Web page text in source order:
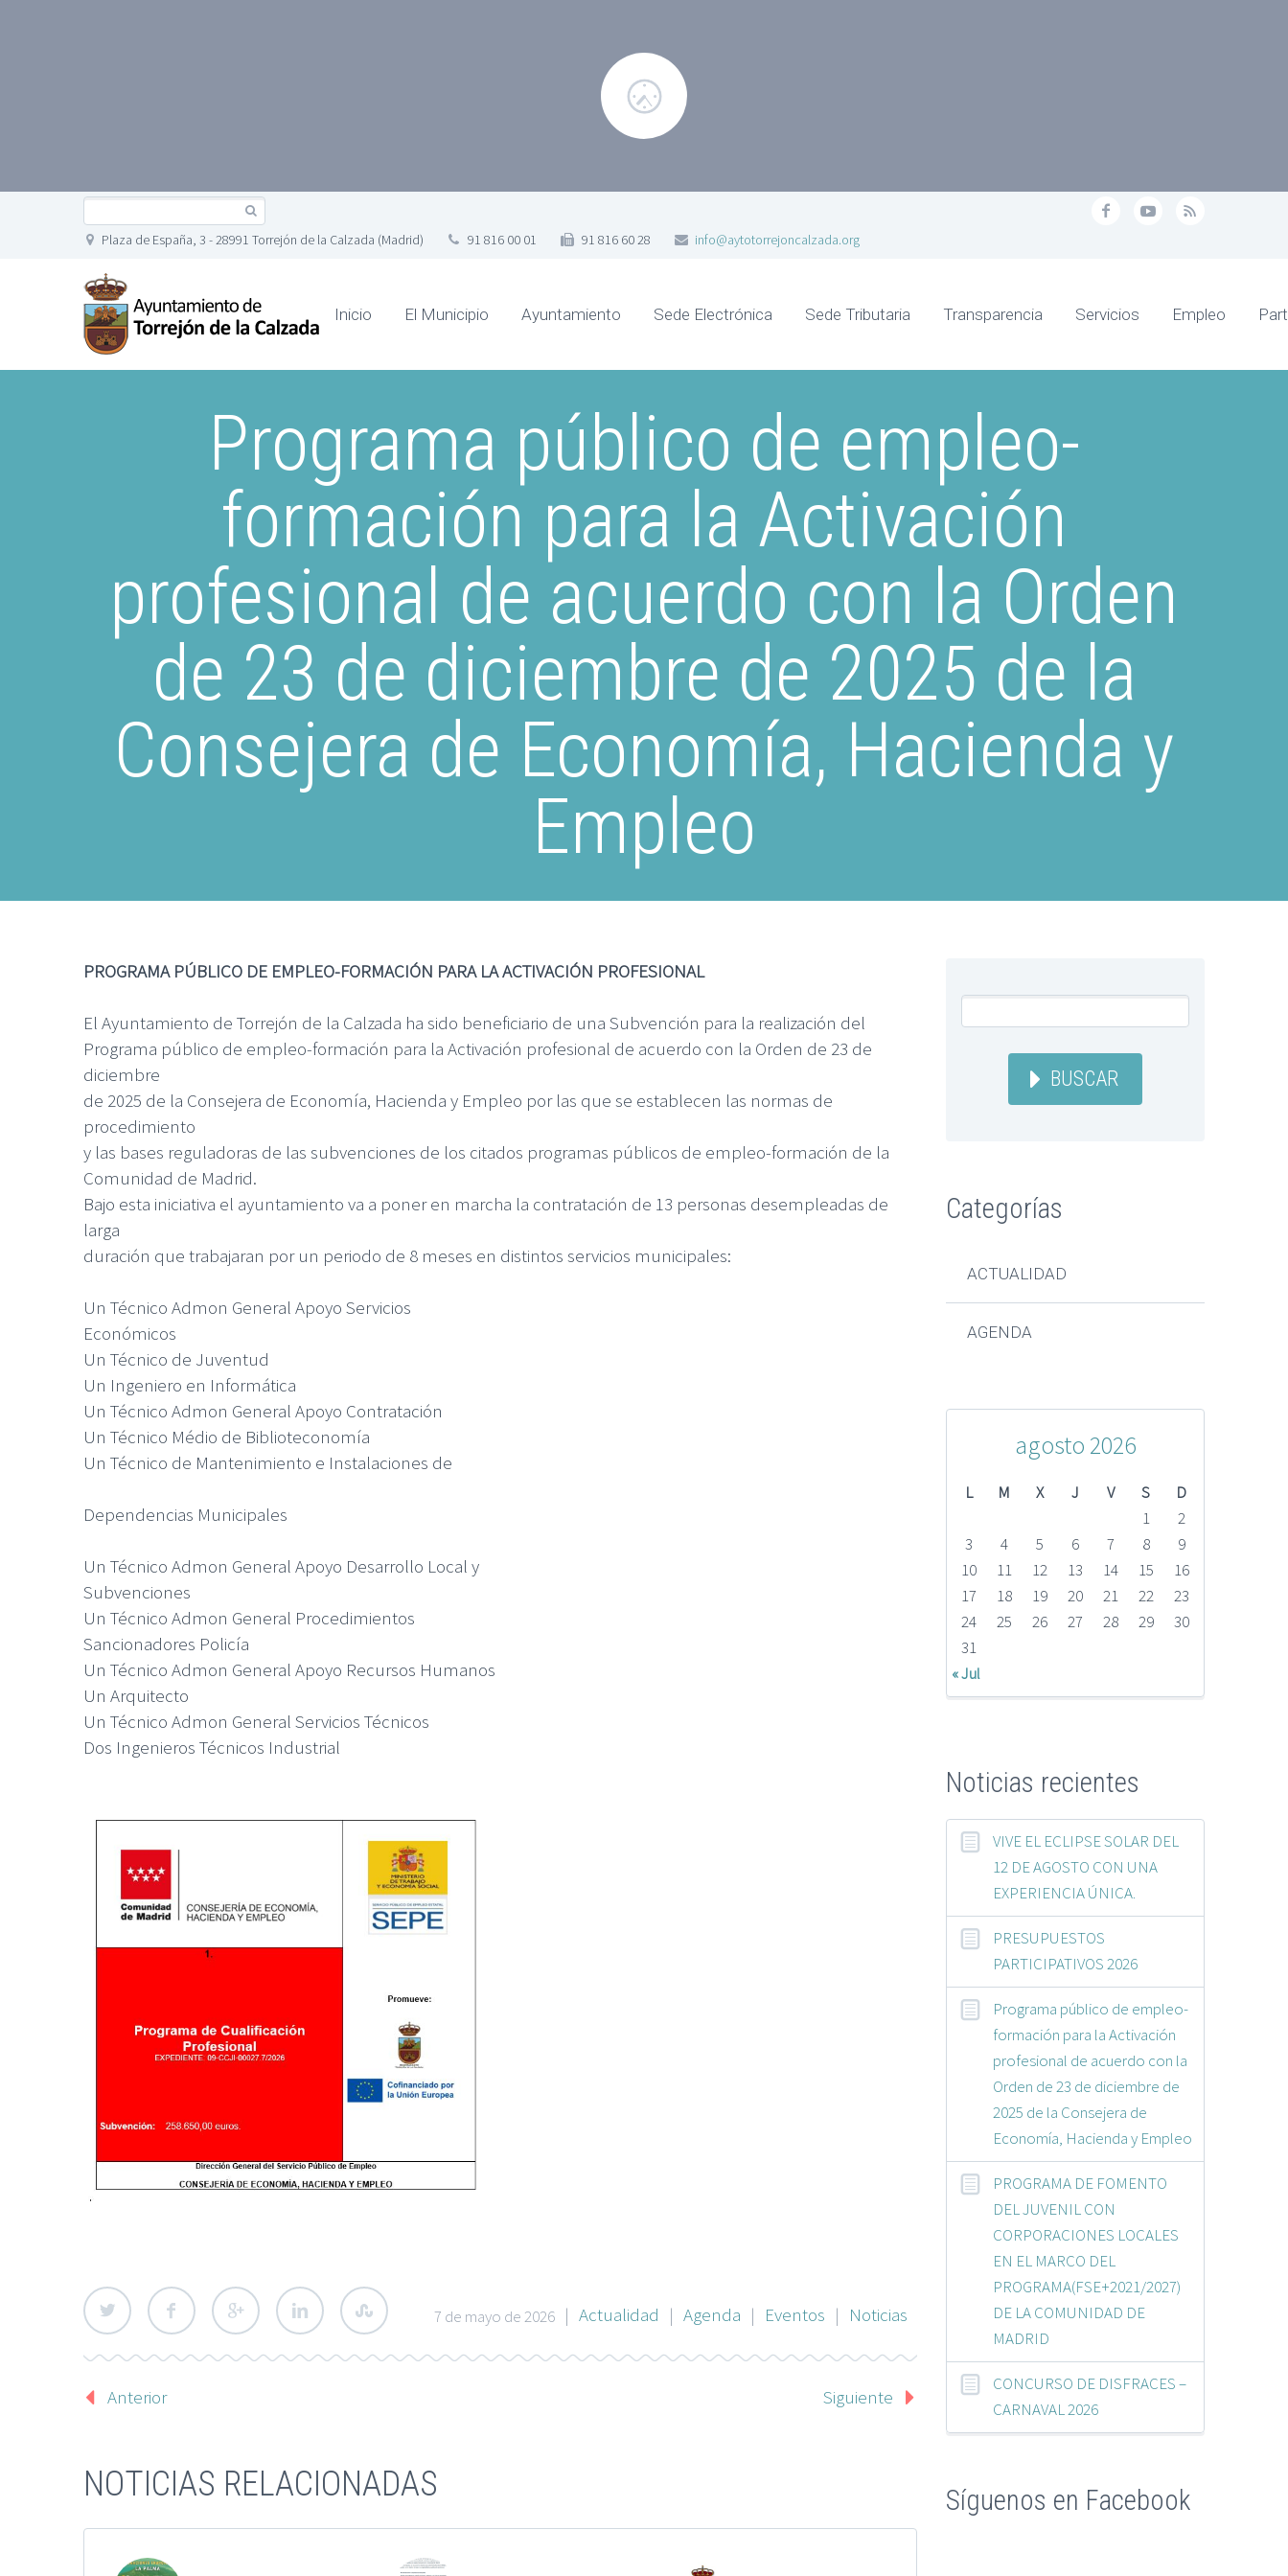
Plaza de España, 3 - 28991 Torrejón de la Calzada (Madrid) 91 816 00 01 91 816 60 28 info@aytotorrejoncalzada.org
Inicio El Municipio Ayuntamiento Sede Electrónica Sede Tributaria Transparencia Servicios Empleo
Programa público de empleo-
formación para la Activación
profesional de acuerdo con la Orden
de 23 de diciembre de 2025 de la
Consejera de Economía, Hacienda y
Empleo
PROGRAMA PÚBLICO DE EMPLEO-FORMACIÓN PARA LA ACTIVACIÓN PROFESIONAL
El Ayuntamiento de Torrejón de la Calzada ha sido beneficiario de una Subvención para la realización del
Programa público de empleo-formación para la Activación profesional de acuerdo con la Orden de 23 de
diciembre
de 2025 de la Consejera de Economía, Hacienda y Empleo por las que se establecen las normas de
procedimiento
y las bases reguladoras de las subvenciones de los citados programas públicos de empleo-formación de la
Comunidad de Madrid.
Bajo esta iniciativa el ayuntamiento va a poner en marcha la contratación de 13 personas desempleadas de
larga
duración que trabajaran por un periodo de 8 meses en distintos servicios municipales:
Un Técnico Admon General Apoyo Servicios
Económicos
Un Técnico de Juventud
Un Ingeniero en Informática
Un Técnico Admon General Apoyo Contratación
Un Técnico Médio de Biblioteconomía
Un Técnico de Mantenimiento e Instalaciones de
Dependencias Municipales
Un Técnico Admon General Apoyo Desarrollo Local y
Subvenciones
Un Técnico Admon General Procedimientos
Sancionadores Policía
Un Técnico Admon General Apoyo Recursos Humanos
Un Arquitecto
Un Técnico Admon General Servicios Técnicos
Dos Ingenieros Técnicos Industrial
7 de mayo de 2026 | Actualidad | Agenda | Eventos | Noticias
Anterior Siguiente
NOTICIAS RELACIONADAS
BUSCAR
Categorías
ACTUALIDAD
AGENDA
agosto 2026
L M X J V S
D
1
2
3
4 5 6 7 8
9
10
11 12 13 14 15
16
17
18 19 20 21 22
23
24
25 26 27 28 29
30
31
« Jul
Noticias recientes
VIVE EL ECLIPSE SOLAR DEL
12 DE AGOSTO CON UNA
EXPERIENCIA ÚNICA.
PRESUPUESTOS
PARTICIPATIVOS 2026
Programa público de empleo-
formación para la Activación
profesional de acuerdo con la
Orden de 23 de diciembre de
2025 de la Consejera de
Economía, Hacienda y Empleo
PROGRAMA DE FOMENTO
DEL JUVENIL CON
CORPORACIONES LOCALES
EN EL MARCO DEL
PROGRAMA(FSE+2021/2027)
DE LA COMUNIDAD DE
MADRID
CONCURSO DE DISFRACES –
CARNAVAL 2026
Síguenos en Facebook